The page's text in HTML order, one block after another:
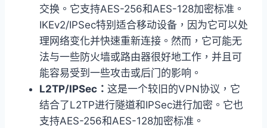
交换。它支持AES-256和AES-128加密标准。
IKEv2/IPSec特别适合移动设备，因为它可以处
理网络变化并快速重新连接。然而，它可能无
法与一些防火墙或路由器很好地工作，并且可
能容易受到一些攻击或后门的影响。
L2TP/IPSec： 这是一个较旧的VPN协议，它
结合了L2TP进行隧道和IPSec进行加密。它也
支持AES-256和AES-128加密标准。